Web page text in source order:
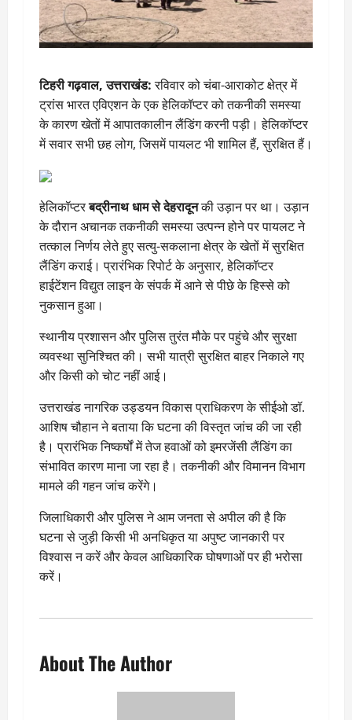
टिहरी गढ़वाल, उत्तराखंड:रविवार को चंबा-आराकोट क्षेत्र में
ट्रांस भारत एविएशन के एक हेलिकॉप्टर को तकनीकी समस्या
के कारण खेतों में आपातकालीन लैंडिंग करनी पड़ी। हेलिकॉप्टर
में सवार सभी छह लोग, जिसमें पायलट भी शामिल हैं, सुरक्षित हैं।
हेलिकॉप्टरबद्रीनाथ धाम से देहरादूनकी उड़ान पर था। उड़ान
के दौरान अचानक तकनीकी समस्या उत्पन्न होने पर पायलट ने
तत्काल निर्णय लेते हुए सत्यु-सकलाना क्षेत्र के खेतों में सुरक्षित
लैंडिंग कराई। प्रारंभिक रिपोर्ट के अनुसार, हेलिकॉप्टर
हाईटेंशन विद्युत लाइन के संपर्क में आने से पीछे के हिस्से को
नुकसान हुआ।
स्थानीय प्रशासन और पुलिस तुरंत मौके पर पहुंचे और सुरक्षा
व्यवस्था सुनिश्चित की। सभी यात्री सुरक्षित बाहर निकाले गए
और किसी को चोट नहीं आई।
उत्तराखंड नागरिक उड्डयन विकास प्राधिकरण के सीईओ डॉ.
आशिष चौहान ने बताया कि घटना की विस्तृत जांच की जा रही
है। प्रारंभिक निष्कर्षों में तेज हवाओं को इमरजेंसी लैंडिंग का
संभावित कारण माना जा रहा है। तकनीकी और विमानन विभाग
मामले की गहन जांच करेंगे।
जिलाधिकारी और पुलिस ने आम जनता से अपील की है कि
घटना से जुड़ी किसी भी अनधिकृत या अपुष्ट जानकारी पर
विश्वास न करें और केवल आधिकारिक घोषणाओं पर ही भरोसा
करें।
About The Author